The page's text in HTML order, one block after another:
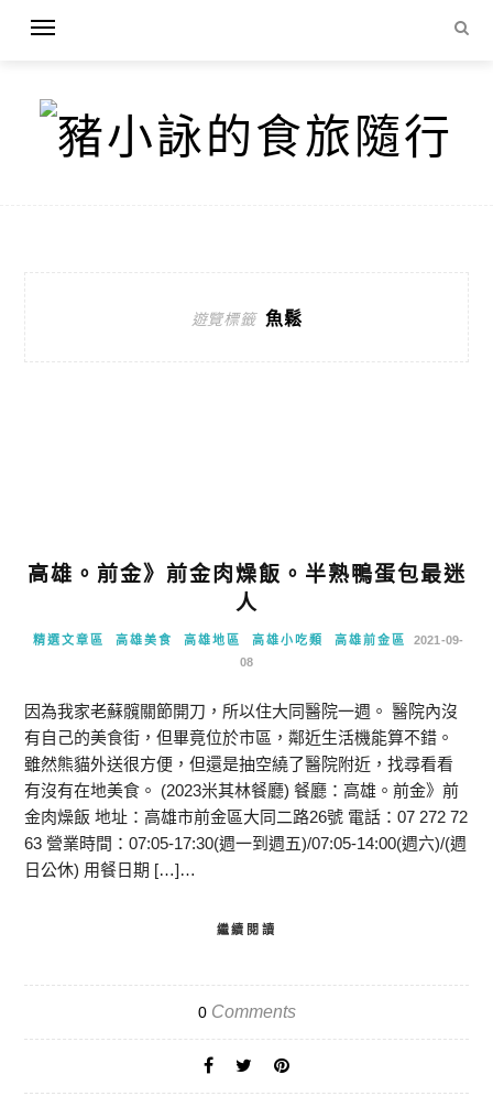
遊覽標籤 魚鬆
高雄。前金》前金肉燥飯。半熟鴨蛋包最迷
人
精選文章區 高雄美食 高雄地區 高雄小吃類 高雄前金區
2021-09-
08
因為我家老蘇髖關節開刀，所以住大同醫院一週。 醫院內沒
有自己的美食街，但畢竟位於市區，鄰近生活機能算不錯。
雖然熊貓外送很方便，但還是抽空繞了醫院附近，找尋看看
有沒有在地美食。 (2023米其林餐廳) 餐廳：高雄。前金》前
金肉燥飯 地址：高雄市前金區大同二路26號 電話：07 272 72
63 營業時間：07:05-17:30(週一到週五)/07:05-14:00(週六)/(週
日公休) 用餐日期 […]…
繼續閱讀
0Comments